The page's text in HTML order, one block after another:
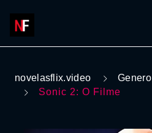
novelasflix.video Genero
Sonic 2: O Filme